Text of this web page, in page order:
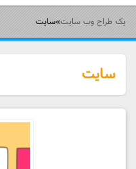
یک طراح وب سایت»سایت
سایت